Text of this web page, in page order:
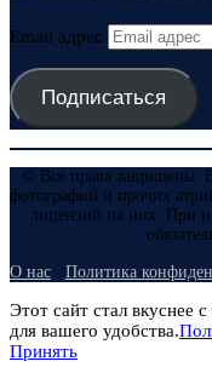
Email адрес
Подписаться
© Все права защищены.
фотографий и прочих
лицензий на них. При
О нас Политика
Этот сайт стал вкуснее
для вашего удобства.
Принять